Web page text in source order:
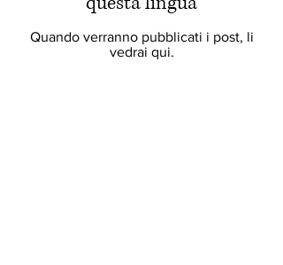
Quando verranno pubblicati i post, li
vedrai qui.